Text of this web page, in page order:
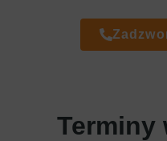
Terminy